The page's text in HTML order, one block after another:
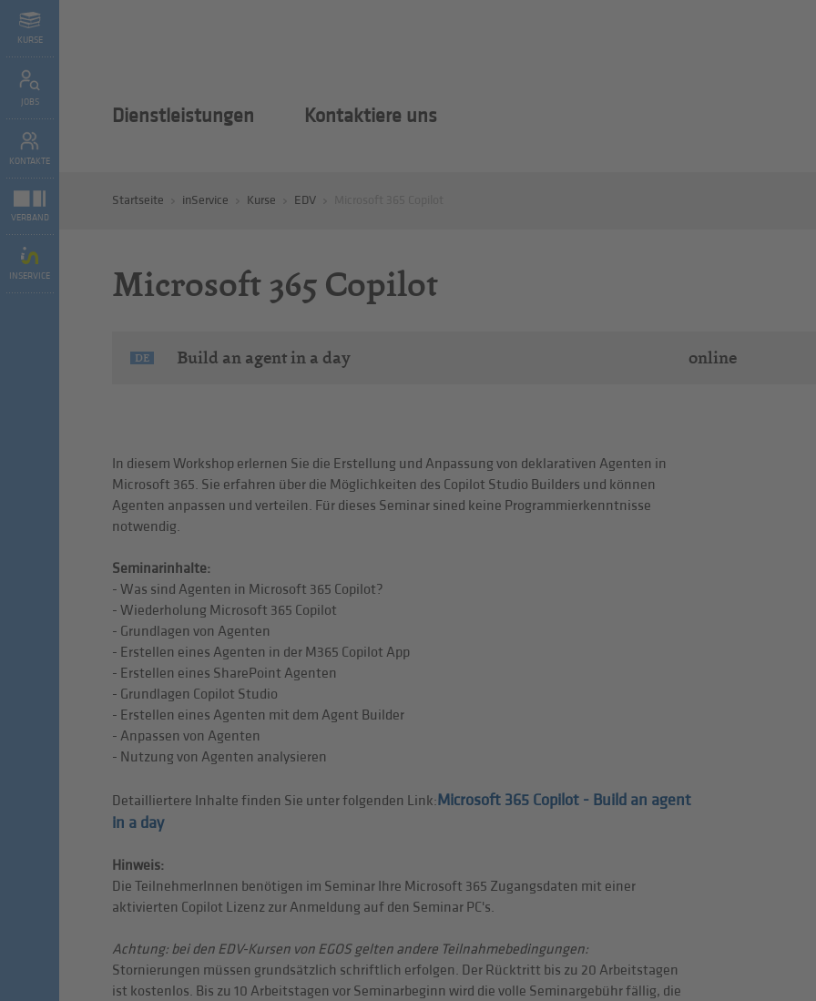
KURSE
JOBS
KONTAKTE
VERBAND
INSERVICE
Dienstleistungen Kontaktiere uns
Startseite inService Kurse EDV
Microsoft 365 Copilot
DE Build an agent in a day online
In diesem Workshop erlernen Sie die Erstellung und Anpassung von deklarativen Agenten in
Microsoft 365. Sie erfahren über die Möglichkeiten des Copilot Studio Builders und können
Agenten anpassen und verteilen. Für dieses Seminar sined keine Programmierkenntnisse
notwendig.
Seminarinhalte:
- Was sind Agenten in Microsoft 365 Copilot?
- Wiederholung Microsoft 365 Copilot
- Grundlagen von Agenten
- Erstellen eines Agenten in der M365 Copilot App
- Erstellen eines SharePoint Agenten
- Grundlagen Copilot Studio
- Erstellen eines Agenten mit dem Agent Builder
- Anpassen von Agenten
- Nutzung von Agenten analysieren
Detailliertere Inhalte finden Sie unter folgenden Link:Microsoft 365 Copilot - Build an agent
in a day
Hinweis:
Die TeilnehmerInnen benötigen im Seminar Ihre Microsoft 365 Zugangsdaten mit einer
aktivierten Copilot Lizenz zur Anmeldung auf den Seminar PC's.
Achtung: bei den EDV-Kursen von EGOS gelten andere Teilnahmebedingungen:
Stornierungen müssen grundsätzlich schriftlich erfolgen. Der Rücktritt bis zu 20 Arbeitstagen
ist kostenlos. Bis zu 10 Arbeitstagen vor Seminarbeginn wird die volle Seminargebühr fällig, die